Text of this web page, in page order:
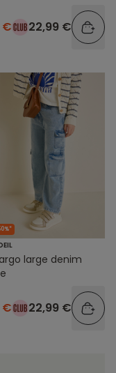
€ 22,99 €
large denim
€ 22,99 €